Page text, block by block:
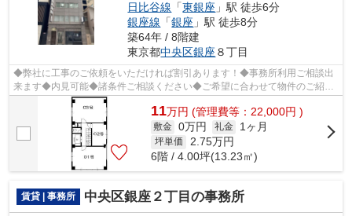
日比谷線 「東銀座 」駅 徒歩6分
銀座線 「銀座 」駅 徒歩8分
築64年 / 8階建
東京都中央区銀座 ８丁目
◆弊社に工事のご依頼をいただければ割引あります！◆事務所利用ご相談出
来ます◆内見可能◆諸条件ご相談ください◆ご希望に合わせて物件のご紹介
可能です◆業種・ご希望条件等お気軽にお問...
11万円 (管理費等：22,000円 )
敷金 0万円 礼金 1ヶ月
坪単価 2.75万円
6階 / 4.00坪(13.23㎡)
賃貸 | 事務所 中央区銀座２丁目の事務所